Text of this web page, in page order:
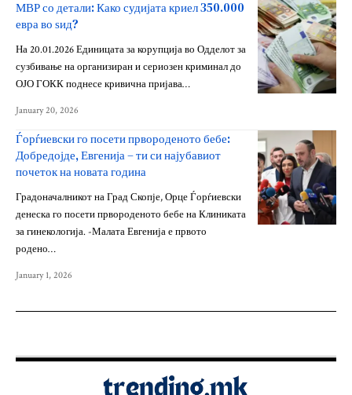
МВР со детали: Како судијата криел 350.000
евра во ѕид?
На 20.01.2026 Единицата за корупција во Одделот за
сузбивање на организиран и сериозен криминал до
ОЈО ГОКК поднесе кривична пријава…
January 20, 2026
Ѓорѓиевски го посети првороденото бебе:
Добредојде, Евгенија – ти си најубавиот
почеток на новата година
Градоначалникот на Град Скопје, Орце Ѓорѓиевски
денеска го посети првороденото бебе на Клиниката
за гинекологија. -Малата Евгенија е првото
родено…
January 1, 2026